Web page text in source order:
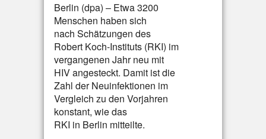
Berlin (dpa) – Etwa 3200
Menschen haben sich
nach Schätzungen des
Robert Koch-Instituts (RKI) im
vergangenen Jahr neu mit
HIV angesteckt. Damit ist die
Zahl der Neuinfektionen im
Vergleich zu den Vorjahren
konstant, wie das
RKI in Berlin mitteilte.